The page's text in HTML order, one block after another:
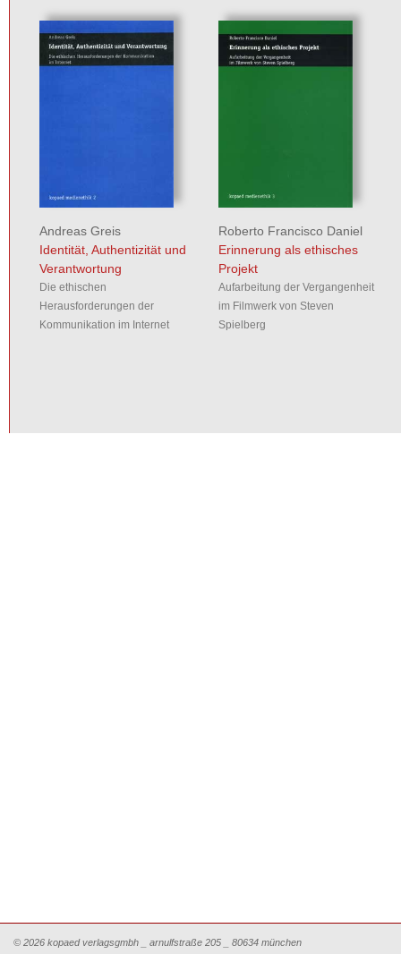
Andreas Greis
Identität, Authentizität und
Verantwortung
Die ethischen
Herausforderungen der
Kommunikation im Internet
Roberto Francisco Daniel
Erinnerung als ethisches
Projekt
Aufarbeitung der Vergangenheit
im Filmwerk von Steven
Spielberg
© 2026 kopaed verlagsgmbh _ arnulfstraße 205 _ 80634 münchen